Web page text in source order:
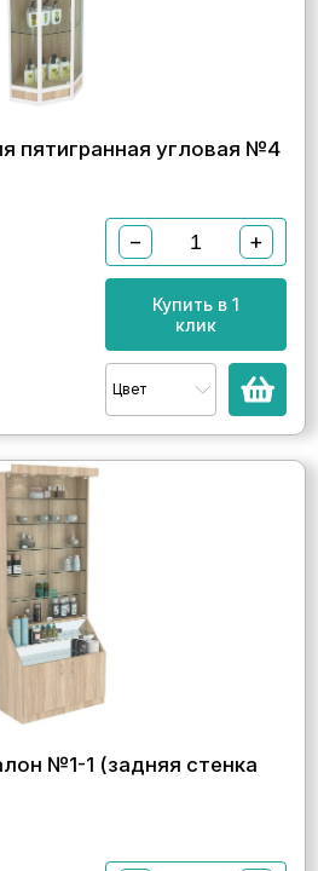
пятигранная угловая №4
− +
Купить в 1
клик
Цвет
№1-1 (задняя стенка